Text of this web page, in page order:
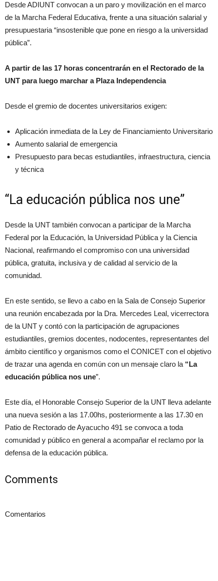
Desde ADIUNT convocan a un paro y movilización en el marco
de la Marcha Federal Educativa, frente a una situación salarial y
presupuestaria “insostenible que pone en riesgo a la universidad
pública”.
A partir de las 17 horas concentrarán en el Rectorado de la
UNT para luego marchar a Plaza Independencia
Desde el gremio de docentes universitarios exigen:
Aplicación inmediata de la Ley de Financiamiento Universitario
Aumento salarial de emergencia
Presupuesto para becas estudiantiles, infraestructura, ciencia
y técnica
“La educación pública nos une”
Desde la UNT también convocan a participar de la Marcha
Federal por la Educación, la Universidad Pública y la Ciencia
Nacional, reafirmando el compromiso con una universidad
pública, gratuita, inclusiva y de calidad al servicio de la
comunidad.
En este sentido, se llevo a cabo en la Sala de Consejo Superior
una reunión encabezada por la Dra. Mercedes Leal, vicerrectora
de la UNT y contó con la participación de agrupaciones
estudiantiles, gremios docentes, nodocentes, representantes del
ámbito científico y organismos como el CONICET con el objetivo
de trazar una agenda en común con un mensaje claro la “La
educación pública nos une”.
Este día, el Honorable Consejo Superior de la UNT lleva adelante
una nueva sesión a las 17.00hs, posteriormente a las 17.30 en
Patio de Rectorado de Ayacucho 491 se convoca a toda
comunidad y público en general a acompañar el reclamo por la
defensa de la educación pública.
Comments
Comentarios